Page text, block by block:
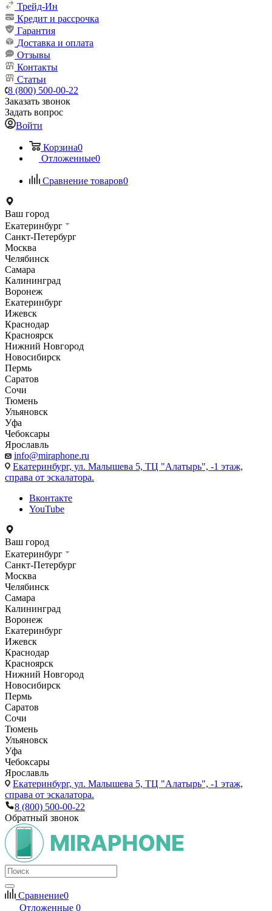
Трейд-Ин
Кредит и рассрочка
Гарантия
Доставка и оплата
Отзывы
Контакты
Статьи
8 (800) 500-00-22
Заказать звонок
Задать вопрос
Войти
Корзина0
Отложенные0
Сравнение товаров0
Ваш город
Екатеринбург
Санкт-Петербург
Москва
Челябинск
Самара
Калининград
Воронеж
Екатеринбург
Ижевск
Краснодар
Красноярск
Нижний Новгород
Новосибирск
Пермь
Саратов
Сочи
Тюмень
Ульяновск
Уфа
Чебоксары
Ярославль
info@miraphone.ru
Екатеринбург, ул. Малышева 5, ТЦ "Алатырь", -1 этаж,
справа от эскалатора.
Вконтакте
YouTube
Ваш город
Екатеринбург
Санкт-Петербург
Москва
Челябинск
Самара
Калининград
Воронеж
Екатеринбург
Ижевск
Краснодар
Красноярск
Нижний Новгород
Новосибирск
Пермь
Саратов
Сочи
Тюмень
Ульяновск
Уфа
Чебоксары
Ярославль
Екатеринбург, ул. Малышева 5, ТЦ "Алатырь", -1 этаж,
справа от эскалатора.
8 (800) 500-00-22
Обратный звонок
Сравнение0
Отложенные 0